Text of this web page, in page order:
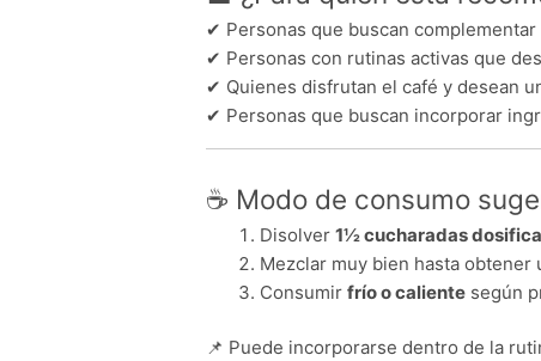
✔ Personas que buscan
✔ Personas con rutinas activas que
✔ Quienes disfrutan el café y desean
✔ Personas que buscan incorporar
☕ Modo de consumo
Disolver1½ cucharadas
Mezclar muy bien hasta obtener
Consumirfrío o caliente según
📌 Puede incorporarse dentro de la